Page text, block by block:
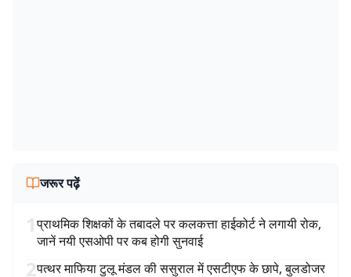
जरूर पढ़ें
1प्राथमिक शिक्षकों के तबादले पर कलकत्ता हाईकोर्ट ने लगायी रोक,
जानें नयी एसओपी पर कब होगी सुनवाई
2पत्थर माफिया टुलू मंडल की ससुराल में एसटीएफ के छापे, बुलडोजर